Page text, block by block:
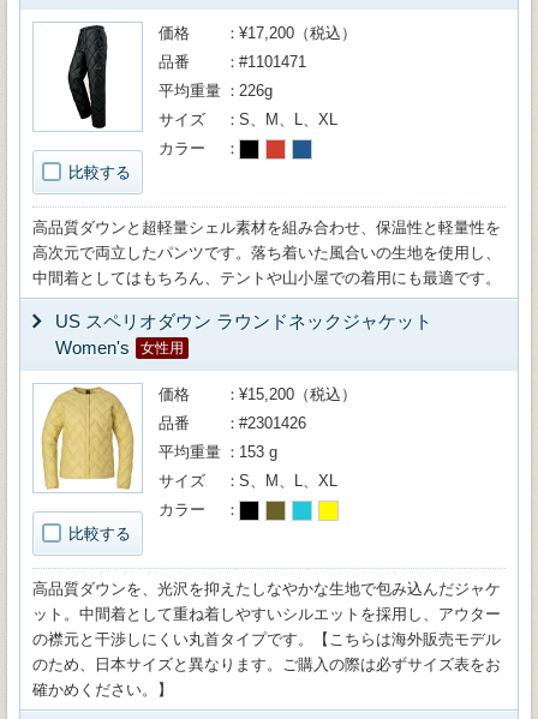
比較する
価格
¥17,200（税込）
品番
#1101471
平均重量
226g
サイズ
S、M、L、XL
カラー
高品質ダウンと超軽量シェル素材を組み合わせ、保温性と軽量性を
高次元で両立したパンツです。落ち着いた風合いの生地を使用し、
中間着としてはもちろん、テントや山小屋での着用にも最適です。
US スペリオダウン ラウンドネックジャケット
Women's
女性用
比較する
価格
¥15,200（税込）
品番
#2301426
平均重量
153 g
サイズ
S、M、L、XL
カラー
高品質ダウンを、光沢を抑えたしなやかな生地で包み込んだジャケ
ット。中間着として重ね着しやすいシルエットを採用し、アウター
の襟元と干渉しにくい丸首タイプです。【こちらは海外販売モデル
のため、日本サイズと異なります。ご購入の際は必ずサイズ表をお
確かめください。】